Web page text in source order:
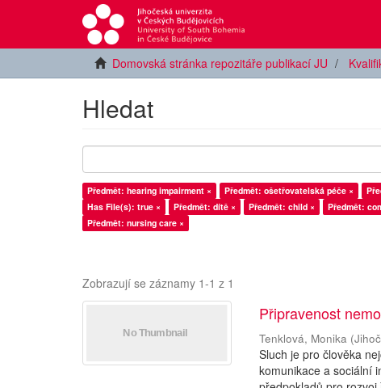
Domovská stránka repozitáře publikací JU
Hledat
Předmět: hearing impairment × Předmět: ošetřovatelská péče ×
Has File(s): true ×
Předmět: dítě × Předmět: child × Předmět:
Předmět: nursing care ×
Zobrazují se záznamy 1-1 z 1
Připravenost
Tenklová, Monika (
Sluch je pro člověka
komunikace a sociální